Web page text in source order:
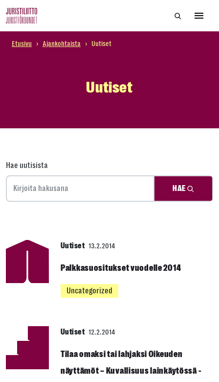
to
content
Hae
Etusivu › Ajankohtaista › Uutiset
Uutiset
Hae uutisista
HAE
Uutiset 13.2.2014
Palkkasuositukset vuodelle 2014
Uncategorized
Uutiset 12.2.2014
Tilaa omaksi tai lahjaksi Oikeuden
näyttämöt – Kuvallisuus lainkäytössä -